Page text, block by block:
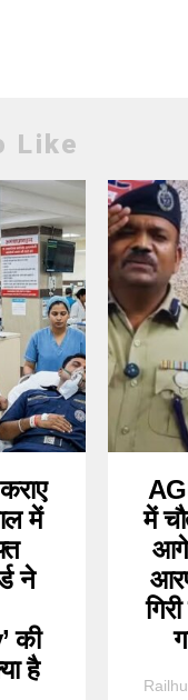
Like
में
ने
की
है
में
आगे